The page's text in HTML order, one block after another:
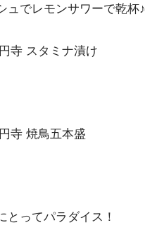
ュでレモンサワーで乾杯♪
とってパラダイス！